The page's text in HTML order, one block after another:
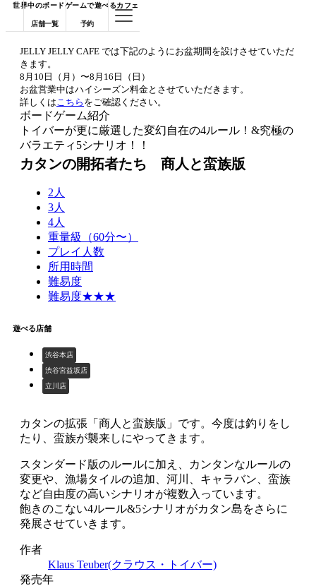
世界中のボードゲームで遊べるカフェ
店舗一覧 予約
JELLY JELLY CAFE では下記のようにお盆期間を設けさせていただ
きます。
8月10日（月）〜8月16日（日）
お盆営業中はハイシーズン料金とさせていただきます。
詳しくはこちら をご確認ください。
ボードゲーム紹介
トイバーが更に厳選した変幻自在の4ルール！&究極の
バラエティ5シナリオ！！
カタンの開拓者たち 商人と蛮族版
2人
3人
4人
重量級（60分〜）
プレイ人数
所用時間
難易度
難易度★★★
遊べる店舗
渋谷本店
渋谷宮益坂店
立川店
カタンの拡張「商人と蛮族版」です。今度は釣りをし
たり、蛮族が襲来しにやってきます。
スタンダード版のルールに加え、カンタンなルールの
変更や、漁場タイルの追加、河川、キャラバン、蛮族
など自由度の高いシナリオが複数入っています。
飽きのこない4ルール&5シナリオがカタン島をさらに
発展させていきます。
作者
Klaus Teuber(クラウス・トイバー)
発売年